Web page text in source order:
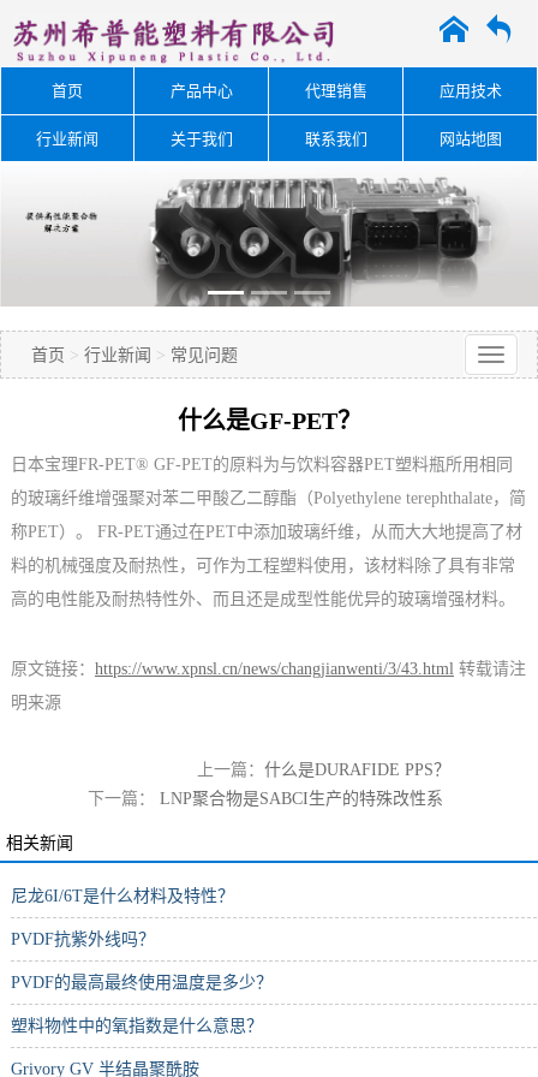
A O
首页 产品中心 代理销售 应用技术
行业新闻 关于我们 联系我们 网站地图
首页 > 行业新闻 > 常见问题
什么是GF-PET？
日本宝理FR-PET® GF-PET的原料为与饮料容器PET塑料瓶所用相同
的玻璃纤维增强聚对苯二甲酸乙二醇酯（Polyethylene terephthalate，简
称PET）。 FR-PET通过在PET中添加玻璃纤维，从而大大地提高了材
料的机械强度及耐热性，可作为工程塑料使用，该材料除了具有非常
高的电性能及耐热特性外、而且还是成型性能优异的玻璃增强材料。
原文链接： https://www.xpnsl.cn/news/changjianwenti/3/43.html 转载请注
明来源
上一篇： 什么是DURAFIDE PPS？
下一篇：
LNP聚合物是SABCI生产的特殊改性系
相关新闻
尼龙6I/6T是什么材料及特性？
PVDF抗紫外线吗？
PVDF的最高最终使用温度是多少？
塑料物性中的氧指数是什么意思？
Grivory GV 半结晶聚酰胺